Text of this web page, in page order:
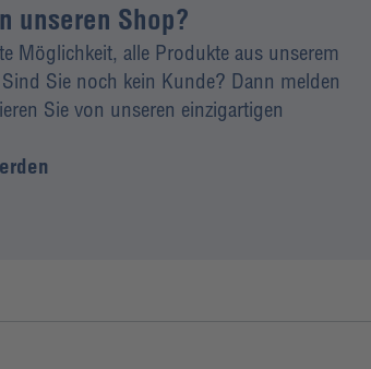
unseren Shop?
Möglichkeit, alle Produkte aus unserem
Sie noch kein Kunde? Dann melden
Sie von unseren einzigartigen